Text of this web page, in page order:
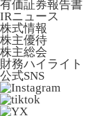
有価証券報告書
IRニュース
株式情報
株主優待
株主総会
財務ハイライト
公式SNS